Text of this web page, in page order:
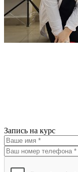
Запись на курс